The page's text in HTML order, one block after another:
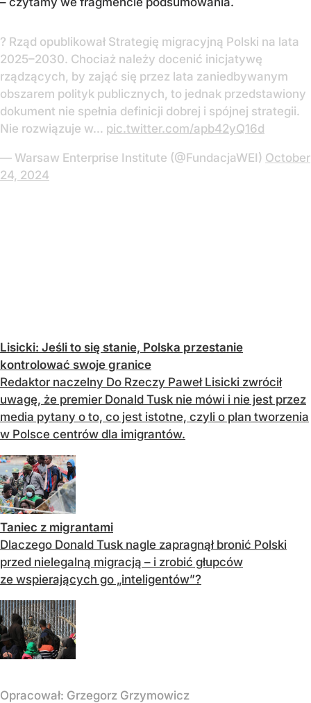
? Rząd opublikował Strategię migracyjną Polski na lata
2025–2030. Chociaż należy docenić inicjatywę
rządzących, by zająć się przez lata zaniedbywanym
obszarem polityk publicznych, to jednak przedstawiony
dokument nie spełnia definicji dobrej i spójnej strategii.
Nie rozwiązuje w… pic.twitter.com/apb42yQ16d
— Warsaw Enterprise Institute (@FundacjaWEI) October
24, 2024
Lisicki: Jeśli to się stanie, Polska przestanie
kontrolować swoje granice
Redaktor naczelny Do Rzeczy Paweł Lisicki zwrócił
uwagę, że premier Donald Tusk nie mówi i nie jest przez
media pytany o to, co jest istotne, czyli o plan tworzenia
w Polsce centrów dla imigrantów.
Taniec z migrantami
Dlaczego Donald Tusk nagle zapragnął bronić Polski
przed nielegalną migracją – i zrobić głupców
ze wspierających go „inteligentów”?
Opracował: Grzegorz Grzymowicz